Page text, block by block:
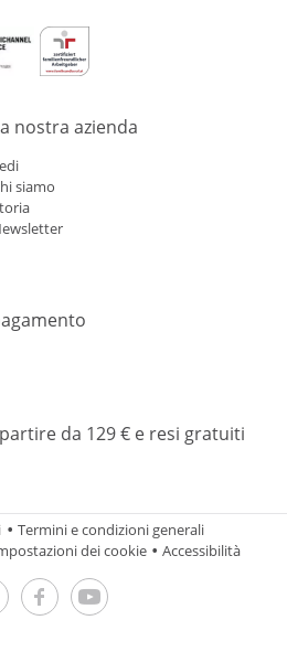
nostra azienda
siamo
da 129 € e resi gratuiti
Termini e condizioni generali
dei cookie Accessibilità